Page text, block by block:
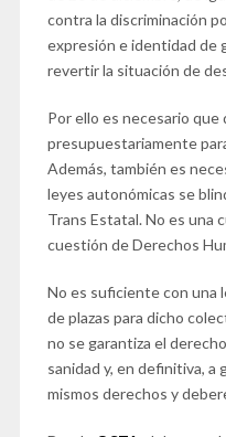
contra la discriminación
expresión e identidad de
revertir la situación de
Por ello es necesario que
presupuestariamente
Además, también es
leyes autonómicas se
Trans Estatal. No es una
cuestión de Derechos
No es suficiente con una
de plazas para dicho
no se garantiza el
sanidad y, en definitiva, a
mismos derechos y